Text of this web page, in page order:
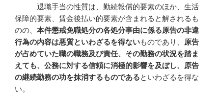
退職手当の性質は、勤続報償的要素のほか、生活
保障的要素、賃金後払い的要素が含まれると解されるも
のの、 本件懲戒免職処分の各処分事由に係る原告の非違
行為の内容は悪質といわざるを得ないものであり、
原告
が占めていた職の職務及び責任、その勤務の状況を踏ま
えても、公務に対する信頼に消極的影響を及ぼし、原告
の継続勤務の功を抹消するものであるといわざるを得な
い。